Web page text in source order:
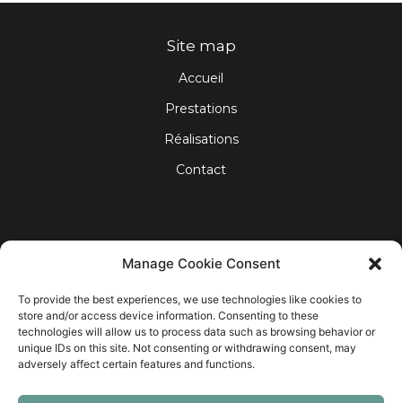
Manage Cookie Consent
To provide the best experiences, we use technologies like cookies to
store and/or access device information. Consenting to these
technologies will allow us to process data such as browsing behavior or
unique IDs on this site. Not consenting or withdrawing consent, may
adversely affect certain features and functions.
Site map
Accueil
Prestations
Réalisations
Contact
À propos de vos données
Politique de confidentialité
Politique de Cookies